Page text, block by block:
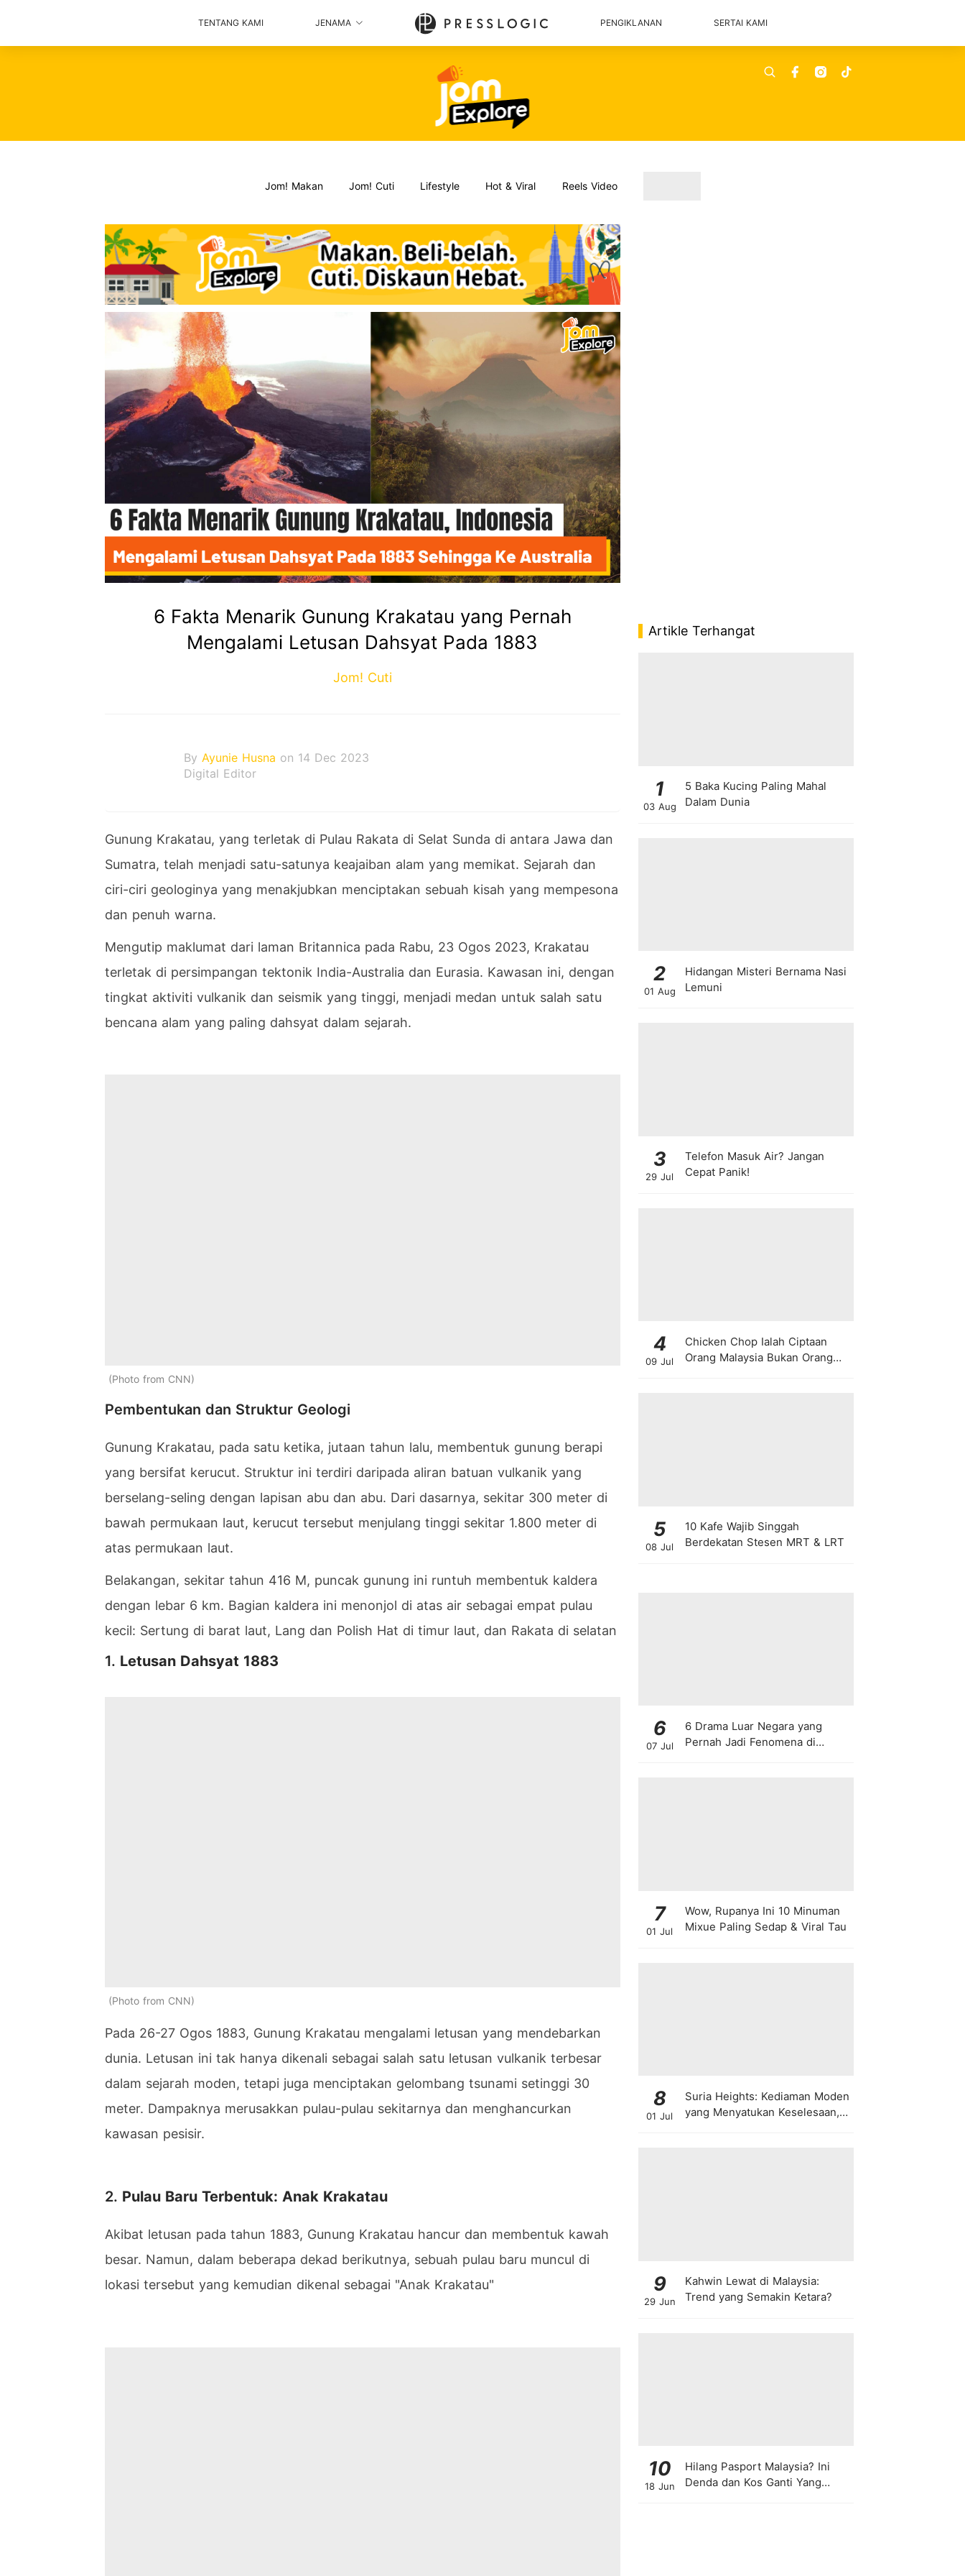
TENTANG KAMI JENAMA PENGIKLANAN SERTAI KAMI
Jom! Makan Jom! Cuti Lifestyle Hot & Viral Reels Video
6 Fakta Menarik Gunung Krakatau yang Pernah
Mengalami Letusan Dahsyat Pada 1883
Jom! Cuti
By Ayunie Husna on 14 Dec 2023
Digital Editor
Gunung Krakatau, yang terletak di Pulau Rakata di Selat Sunda di antara Jawa dan
Sumatra, telah menjadi satu-satunya keajaiban alam yang memikat. Sejarah dan
ciri-ciri geologinya yang menakjubkan menciptakan sebuah kisah yang mempesona
dan penuh warna.
Mengutip maklumat dari laman Britannica pada Rabu, 23 Ogos 2023, Krakatau
terletak di persimpangan tektonik India-Australia dan Eurasia. Kawasan ini, dengan
tingkat aktiviti vulkanik dan seismik yang tinggi, menjadi medan untuk salah satu
bencana alam yang paling dahsyat dalam sejarah.
Photo from CNN
Pembentukan dan Struktur Geologi
Gunung Krakatau, pada satu ketika, jutaan tahun lalu, membentuk gunung berapi
yang bersifat kerucut. Struktur ini terdiri daripada aliran batuan vulkanik yang
berselang-seling dengan lapisan abu dan abu. Dari dasarnya, sekitar 300 meter di
bawah permukaan laut, kerucut tersebut menjulang tinggi sekitar 1.800 meter di
atas permukaan laut.
Belakangan, sekitar tahun 416 M, puncak gunung ini runtuh membentuk kaldera
dengan lebar 6 km. Bagian kaldera ini menonjol di atas air sebagai empat pulau
kecil: Sertung di barat laut, Lang dan Polish Hat di timur laut, dan Rakata di selatan
1. Letusan Dahsyat 1883
Photo from CNN
Pada 26-27 Ogos 1883, Gunung Krakatau mengalami letusan yang mendebarkan
dunia. Letusan ini tak hanya dikenali sebagai salah satu letusan vulkanik terbesar
dalam sejarah moden, tetapi juga menciptakan gelombang tsunami setinggi 30
meter. Dampaknya merusakkan pulau-pulau sekitarnya dan menghancurkan
kawasan pesisir.
2. Pulau Baru Terbentuk: Anak Krakatau
Akibat letusan pada tahun 1883, Gunung Krakatau hancur dan membentuk kawah
besar. Namun, dalam beberapa dekad berikutnya, sebuah pulau baru muncul di
lokasi tersebut yang kemudian dikenal sebagai "Anak Krakatau"
Artikle Terhangat
1
03 Aug
5 Baka Kucing Paling Mahal
Dalam Dunia
2
01 Aug
Hidangan Misteri Bernama Nasi
Lemuni
3
29 Jul
Telefon Masuk Air? Jangan
Cepat Panik!
4
09 Jul
Chicken Chop Ialah Ciptaan
Orang Malaysia Bukan Orang
5
08 Jul
10 Kafe Wajib Singgah
Berdekatan Stesen MRT & LRT
6
07 Jul
6 Drama Luar Negara yang
Pernah Jadi Fenomena di
7
01 Jul
Wow, Rupanya Ini 10 Minuman
Mixue Paling Sedap & Viral Tau
8
01 Jul
Suria Heights: Kediaman Moden
yang Menyatukan Keselesaan,
9
29 Jun
Kahwin Lewat di Malaysia:
Trend yang Semakin Ketara?
10
18 Jun
Hilang Pasport Malaysia? Ini
Denda dan Kos Ganti Yang